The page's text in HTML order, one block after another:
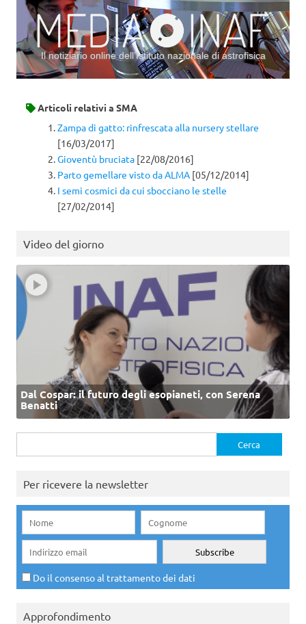
Il notiziario online dell’Istituto nazionale di astrofisica
Articoli relativi a SMA
Zampa di gatto: rinfrescata alla nursery stellare
[16/03/2017]
Gioventù bruciata [22/08/2016]
Parto gemellare visto da ALMA [05/12/2014]
I semi cosmici da cui sbocciano le stelle
[27/02/2014]
Video del giorno
Dal Cospar: il futuro degli esopianeti, con Serena
Benatti
per:
Per ricevere la newsletter
Do il consenso al trattamento dei dati
Approfondimento